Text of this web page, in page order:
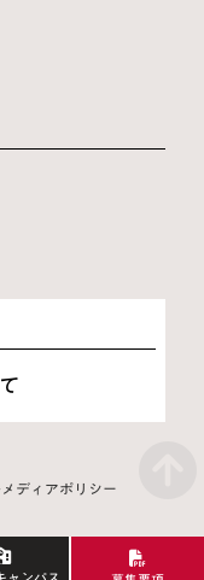
ディアポリシー